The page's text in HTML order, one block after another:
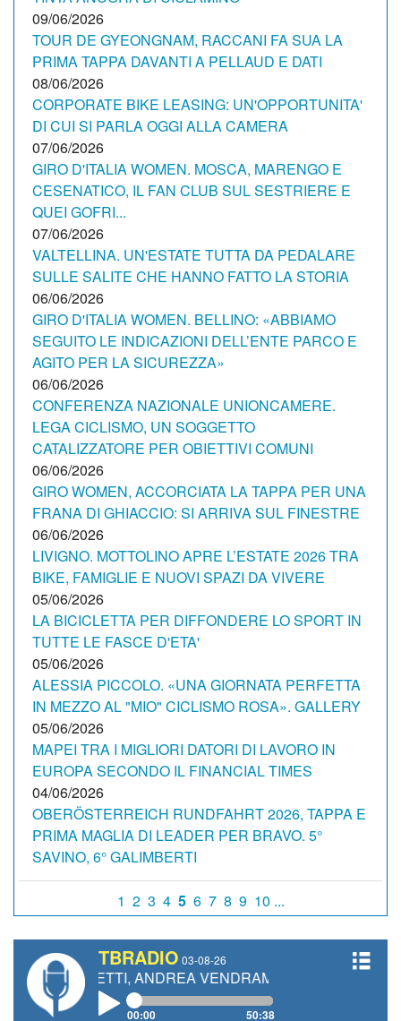
09/06/2026
TOUR DE GYEONGNAM, RACCANI FA SUA LA
PRIMA TAPPA DAVANTI A PELLAUD E DATI
08/06/2026
CORPORATE BIKE LEASING: UN'OPPORTUNITA'
DI CUI SI PARLA OGGI ALLA CAMERA
07/06/2026
GIRO D'ITALIA WOMEN. MOSCA, MARENGO E
CESENATICO, IL FAN CLUB SUL SESTRIERE E
QUEI GOFRI...
07/06/2026
VALTELLINA. UN'ESTATE TUTTA DA PEDALARE
SULLE SALITE CHE HANNO FATTO LA STORIA
06/06/2026
GIRO D'ITALIA WOMEN. BELLINO: «ABBIAMO
SEGUITO LE INDICAZIONI DELL’ENTE PARCO E
AGITO PER LA SICUREZZA»
06/06/2026
CONFERENZA NAZIONALE UNIONCAMERE.
LEGA CICLISMO, UN SOGGETTO
CATALIZZATORE PER OBIETTIVI COMUNI
06/06/2026
GIRO WOMEN, ACCORCIATA LA TAPPA PER UNA
FRANA DI GHIACCIO: SI ARRIVA SUL FINESTRE
06/06/2026
LIVIGNO. MOTTOLINO APRE L’ESTATE 2026 TRA
BIKE, FAMIGLIE E NUOVI SPAZI DA VIVERE
05/06/2026
LA BICICLETTA PER DIFFONDERE LO SPORT IN
TUTTE LE FASCE D'ETA'
05/06/2026
ALESSIA PICCOLO. «UNA GIORNATA PERFETTA
IN MEZZO AL "MIO" CICLISMO ROSA». GALLERY
05/06/2026
MAPEI TRA I MIGLIORI DATORI DI LAVORO IN
EUROPA SECONDO IL FINANCIAL TIMES
04/06/2026
OBERÖSTERREICH RUNDFAHRT 2026, TAPPA E
PRIMA MAGLIA DI LEADER PER BRAVO. 5°
SAVINO, 6° GALIMBERTI
1 2 3 4 5 6 7 8 9 10 ...
TBRADIO 03-08-26
ANDREA VENDRAME, FILIPPO FIORELLI
00:00 50:38